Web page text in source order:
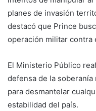
planes de invasión
destacó que Prince
operación militar contra
El Ministerio Público
defensa de la
para desmantelar
estabilidad del país.